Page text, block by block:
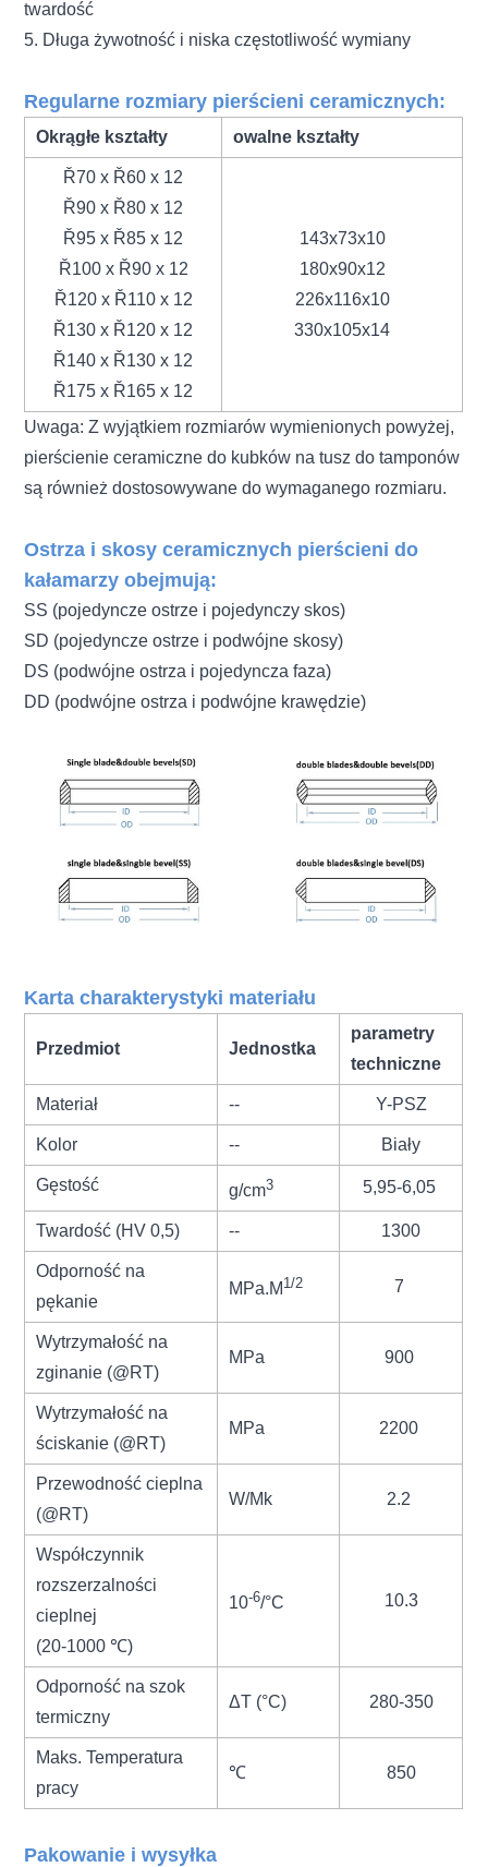
twardość
5. Długa żywotność i niska częstotliwość wymiany
Regularne rozmiary pierścieni ceramicznych:
Okrągłe kształty owalne kształty
Ř70 x Ř60 x 12
Ř90 x Ř80 x 12
Ř95 x Ř85 x 12
Ř100 x Ř90 x 12
Ř120 x Ř110 x 12
Ř130 x Ř120 x 12
Ř140 x Ř130 x 12
Ř175 x Ř165 x 12
143x73x10
180x90x12
226x116x10
330x105x14
Uwaga: Z wyjątkiem rozmiarów wymienionych powyżej,
pierścienie ceramiczne do kubków na tusz do tamponów
są również dostosowywane do wymaganego rozmiaru.
Ostrza i skosy ceramicznych pierścieni do
kałamarzy obejmują:
SS (pojedyncze ostrze i pojedynczy skos)
SD (pojedyncze ostrze i podwójne skosy)
DS (podwójne ostrza i pojedyncza faza)
DD (podwójne ostrza i podwójne krawędzie)
Karta charakterystyki materiału
Przedmiot Jednostka
parametry
techniczne
Materiał -- Y-PSZ
Kolor -- Biały
Gęstość g/cm3 5,95-6,05
Twardość (HV 0,5) -- 1300
Odporność na
pękanie
MPa.M 1/2 7
Wytrzymałość na
zginanie (@RT)
MPa 900
Wytrzymałość na
ściskanie (@RT)
MPa 2200
Przewodność cieplna
(@RT)
W/Mk 2.2
Współczynnik
rozszerzalności
cieplnej
(20-1000 ℃)
10-6/°C 10.3
Odporność na szok
termiczny
ΔT (°C) 280-350
Maks. Temperatura
pracy
℃ 850
Pakowanie i wysyłka